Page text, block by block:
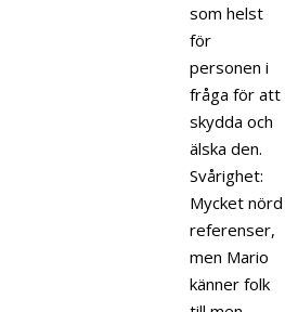
som helst
för
personen i
fråga för att
skydda och
älska den.
Svårighet:
Mycket nörd
referenser,
men Mario
känner folk